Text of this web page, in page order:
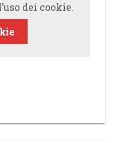
dei cookie.